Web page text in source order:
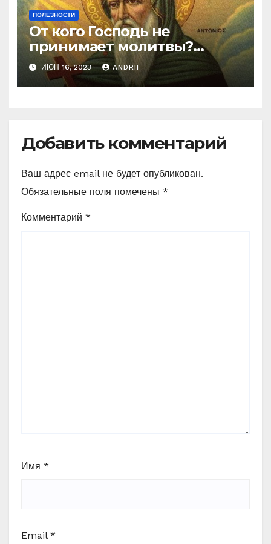
ПОЛЕЗНОСТИ
От кого Господь не
принимает молитвы?
Неожиданные слова
Ефрема Сирина
ИЮН 16, 2023 ANDRII
Добавить комментарий
Ваш адрес email не будет опубликован.
Обязательные поля помечены *
Комментарий *
Имя *
Email *